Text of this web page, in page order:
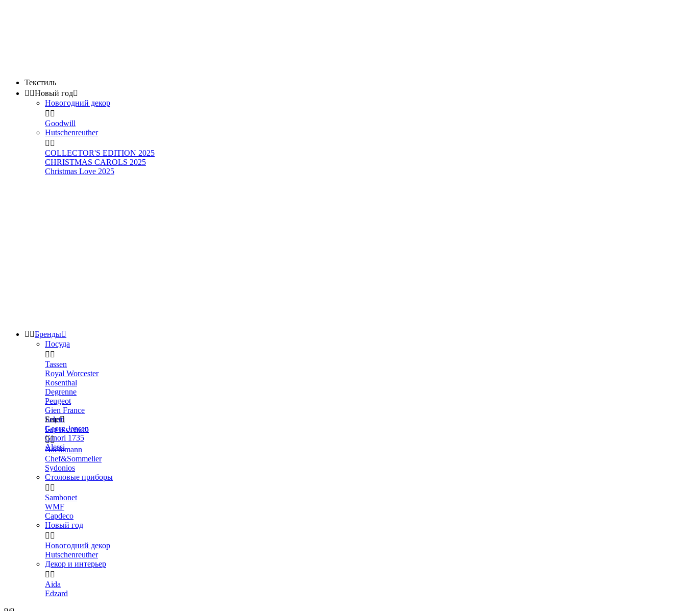
Текстиль
 Новый год
Новогодний декор
 
Goodwill
Hutschenreuther
 
COLLECTOR'S EDITION 2025
CHRISTMAS CAROLS 2025
Christmas Love 2025
 Бренды
Посуда
 
Tassen
Royal Worcester
Rosenthal
Degrenne
Peugeot
Gien France
Seletti
Georg Jensen
Ginori 1735
Alessi
Еще
Бар и стекло

Nachtmann
Chef&Sommelier
Sydonios
Столовые приборы
 
Sambonet
WMF
Capdeco
Новый год
 
Новогодний декор
Hutschenreuther
Декор и интерьер
 
Aida
Edzard